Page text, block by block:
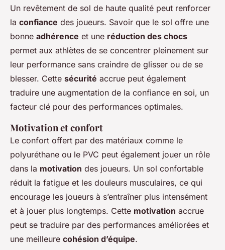
Un revêtement de sol de haute qualité peut renforcer
la confiance des joueurs. Savoir que le sol offre une
bonne adhérence et une réduction des chocs
permet aux athlètes de se concentrer pleinement sur
leur performance sans craindre de glisser ou de se
blesser. Cette sécurité accrue peut également
traduire une augmentation de la confiance en soi, un
facteur clé pour des performances optimales.
Motivation et confort
Le confort offert par des matériaux comme le
polyuréthane ou le PVC peut également jouer un rôle
dans la motivation des joueurs. Un sol confortable
réduit la fatigue et les douleurs musculaires, ce qui
encourage les joueurs à s’entraîner plus intensément
et à jouer plus longtemps. Cette motivation accrue
peut se traduire par des performances améliorées et
une meilleure cohésion d’équipe.